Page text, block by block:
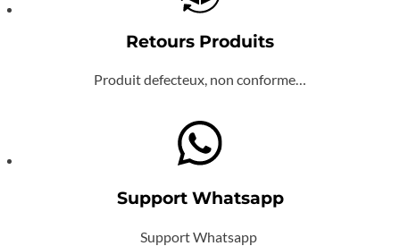
Retours Produits
Produit defecteux, non conforme…
Support Whatsapp
Support Whatsapp